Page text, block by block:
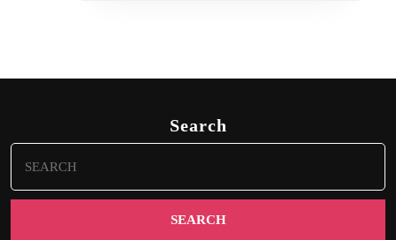
Search
for: